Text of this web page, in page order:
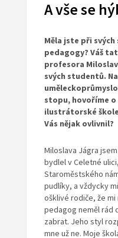
A vše se
Měla jste při
pedagogy? Váš
profesora
svých studentů. N
stopu, hovoříme o
ilustrátorské
Vás nějak ovlivnil?
Miloslava Jágra
bydlel v Celetné
Staroměstského
pudlíky, a vždycky
ošklivé rodiče, že
pedagog neměl rád
zabrat. Jeho styl
mne už ne. Moje